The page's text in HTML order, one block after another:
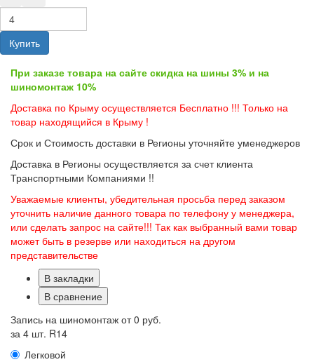
Купить
При заказе товара на сайте скидка на шины 3% и на
шиномонтаж 10%
Доставка по Крыму осуществляется Бесплатно !!! Только на
товар находящийся в Крыму !
Срок и Стоимость доставки в Регионы уточняйте уменеджеров
Доставка в Регионы осуществляется за счет клиента
Транспортными Компаниями !!
Уважаемые клиенты, убедительная просьба перед заказом
уточнить наличие данного товара по телефону у менеджера,
или сделать запрос на сайте!!! Так как выбранный вами товар
может быть в резерве или находиться на другом
представительстве
В закладки
В сравнение
Запись на шиномонтаж от0 руб.
за 4 шт. R14
Легковой